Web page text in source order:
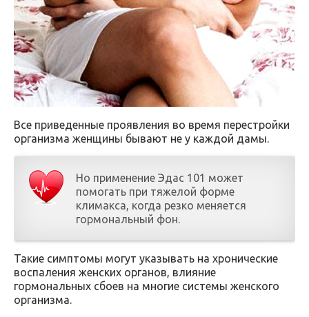
Все приведенные проявления во время перестройки
организма женщины бывают не у каждой дамы.
Но применение Эдас 101 может
помогать при тяжелой форме
климакса, когда резко меняется
гормональный фон.
Такие симптомы могут указывать на хронические
воспаления женских органов, влияние
гормональных сбоев на многие системы женского
организма.